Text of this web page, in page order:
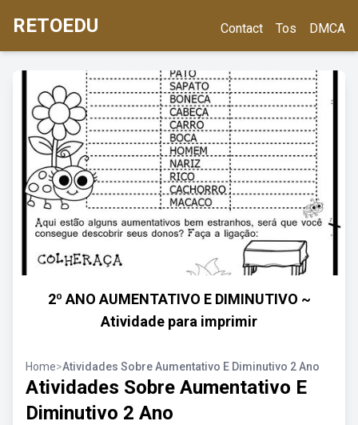
RETOEDU Contact Tos DMCA
2º ANO AUMENTATIVO E DIMINUTIVO ~
Atividade para imprimir
Home>Atividades Sobre Aumentativo E Diminutivo 2 Ano
Atividades Sobre Aumentativo E
Diminutivo 2 Ano